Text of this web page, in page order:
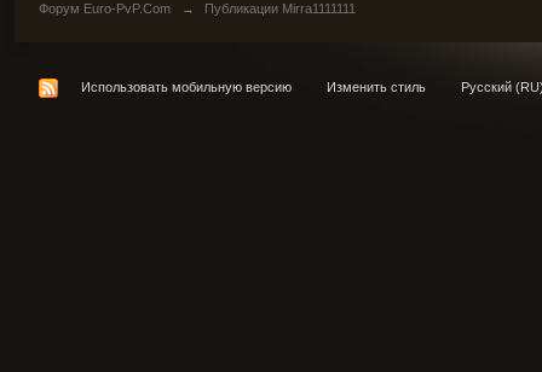
Форум Euro-PvP.Com → Публикации Mirra1111111
Использовать мобильную версию Изменить стиль Русский